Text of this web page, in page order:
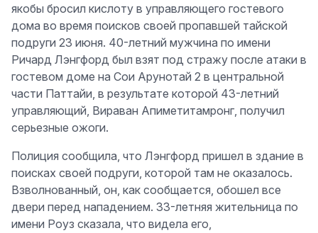
якобы бросил кислоту в управляющего гостевого
дома во время поисков своей пропавшей тайской
подруги 23 июня. 40-летний мужчина по имени
Ричард Лэнгфорд был взят под стражу после атаки в
гостевом доме на Сои Арунотай 2 в центральной
части Паттайи, в результате которой 43-летний
управляющий, Вираван Апиметитамронг, получил
серьезные ожоги.
Полиция сообщила, что Лэнгфорд пришел в здание в
поисках своей подруги, которой там не оказалось.
Взволнованный, он, как сообщается, обошел все
двери перед нападением. 33-летняя жительница по
имени Роуз сказала, что видела его,